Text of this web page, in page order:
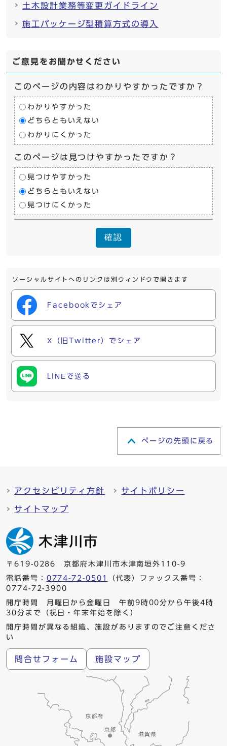
土木設計業務等変更ガイドライン
施工パッケージ型積算方式の導入
ご意見をお聞かせください
このページの内容はわかりやすかったですか？
わかりやすかった
どちらともいえない
わかりにくかった
このページは見つけやすかったですか？
見つけやすかった
どちらともいえない
見つけにくかった
確認
ソーシャルサイトへのリンクは別ウィンドウで開きます
Facebookでシェア
X（旧Twitter）でシェア
LINEで送る
ページの先頭に戻る
アクセシビリティ方針 サイトポリシー
サイトマップ
〒619-0286 京都府木津川市木津南垣外110-9
電話番号： 0774-72-0501
（代表）ファックス番号：
0774-72-3900
開庁時間 月曜日から金曜日 午前9時00分から午後4時
30分まで（祝日・年末年始を除く）
開庁時間が異なる組織、施設がありますのでご注意くださ
い
問合せフォーム 施設マップ